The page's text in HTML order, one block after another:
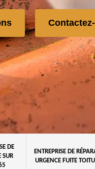
DE
SUR
ENTREPRISE DE
URGENCE FUITE